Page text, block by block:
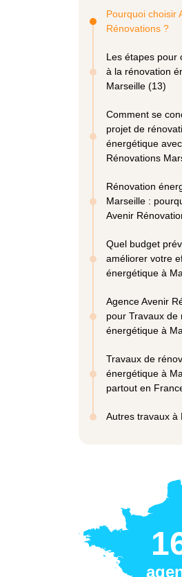
Pourquoi choisir
Rénovations ?
Les étapes pour
à la rénovation
Marseille (13)
Comment se
projet de
énergétique
Rénovations
Rénovation
Marseille :
Avenir
Quel budget
améliorer votre
énergétique à
Agence Avenir
pour Travaux de
énergétique à
Travaux de
énergétique à
partout en
Autres travaux à